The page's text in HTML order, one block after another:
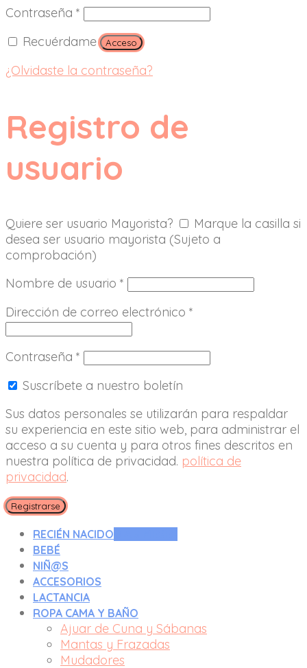
Contraseña *
Recuérdame
Acceso
¿Olvidaste la contraseña?
Registro de
usuario
Quiere ser usuario Mayorista?
Marque la casilla si
desea ser usuario mayorista (Sujeto a
comprobación)
Nombre de usuario *
Dirección de correo electrónico *
Contraseña *
Suscríbete a nuestro boletín
Sus datos personales se utilizarán para respaldar
su experiencia en este sitio web, para administrar el
acceso a su cuenta y para otros fines descritos en
nuestra política de privacidad. política de
privacidad.
Registrarse
RECIÉN NACIDO
BEBÉ
NIÑ@S
ACCESORIOS
LACTANCIA
ROPA CAMA Y BAÑO
Ajuar de Cuna y Sábanas
Mantas y Frazadas
Mudadores